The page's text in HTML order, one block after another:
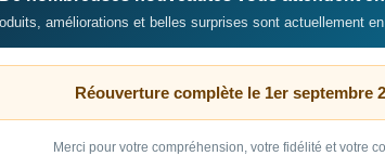
Portfolio
Exemples de réalisations, installations clients,
personnalisées et projets CoralPlast.
Voir le portfolio →
améliorations et belles surprises sont actuellement
Réouverture complète le 1er septembre
Merci pour votre compréhension, votre fidélité et votre